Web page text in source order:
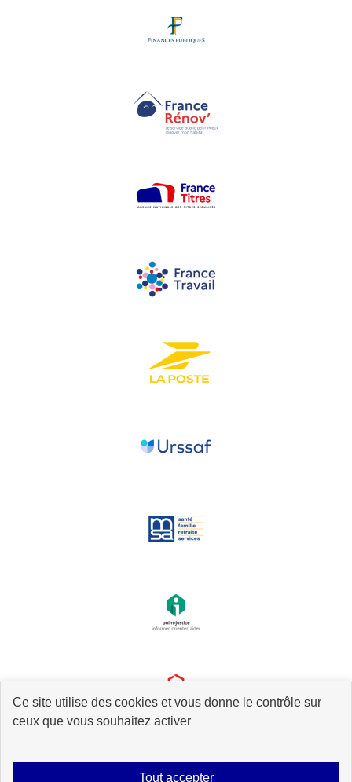
Ce site utilise des cookies et vous donne le contrôle sur
ceux que vous souhaitez activer
Tout accepter